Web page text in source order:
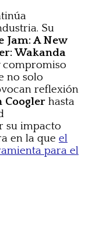
Su
Jam: A New
Wakanda
compromiso
no solo
reflexión
Coogler hasta
su impacto
en la que el
para el